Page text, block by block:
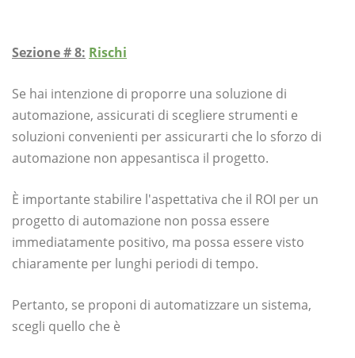
Sezione # 8: Rischi
Se hai intenzione di proporre una soluzione di
automazione, assicurati di scegliere strumenti e
soluzioni convenienti per assicurarti che lo sforzo di
automazione non appesantisca il progetto.
È importante stabilire l'aspettativa che il ROI per un
progetto di automazione non possa essere
immediatamente positivo, ma possa essere visto
chiaramente per lunghi periodi di tempo.
Pertanto, se proponi di automatizzare un sistema,
scegli quello che è